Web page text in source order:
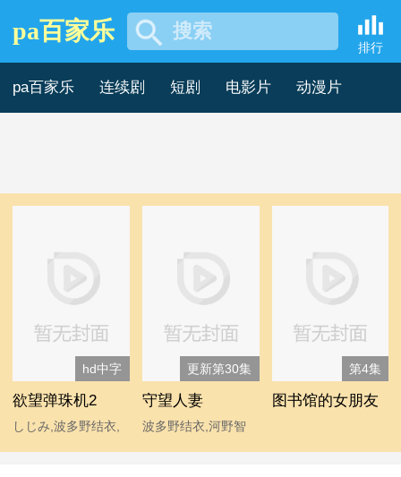
中国香港故事片 -pa百家乐
pa百家乐 搜索
排行
pa百家乐 连续剧 短剧 电影片 动漫片
hd中字
欲望弹珠机2
しじみ,波多野结衣,
磯田泰輝,馬渕史香
更新第30集
守望人妻
波多野结衣,河野智
典,久保田泰也,麻木
第4集
图书馆的女朋友